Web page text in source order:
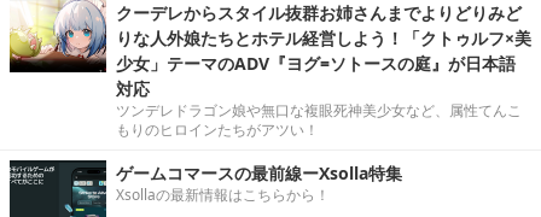
クーデレからスタイル抜群お姉さんまでよりどりみど
りな人外娘たちとホテル経営しよう！「クトゥルフ×美
少女」テーマのADV『ヨグ=ソトースの庭』が日本語
対応
ツンデレドラゴン娘や無口な複眼死神美少女など、属性てんこ
もりのヒロインたちがアツい！
ゲームコマースの最前線ーXsolla特集
Xsollaの最新情報はこちらから！